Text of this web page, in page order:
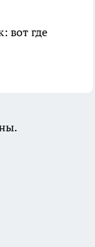
вот где